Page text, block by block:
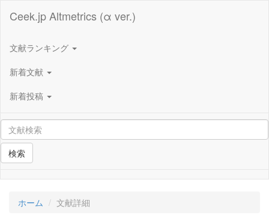
Ceek.jp Altmetrics (α ver.)
文献ランキング
新着文献
新着投稿
検索
ホーム 文献詳細